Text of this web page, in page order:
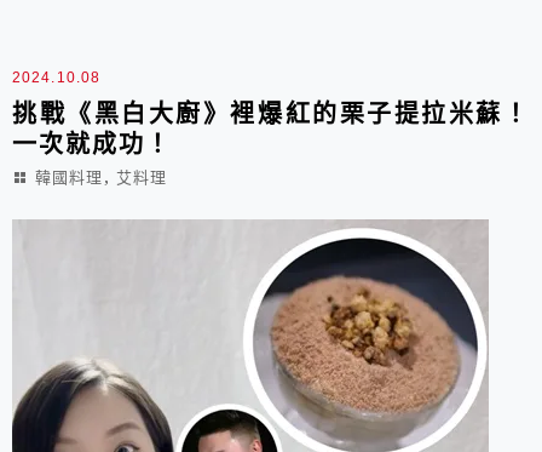
2024.10.08
挑戰《黑白大廚》裡爆紅的栗子提拉米蘇！
一次就成功！
韓國料理 , 艾料理